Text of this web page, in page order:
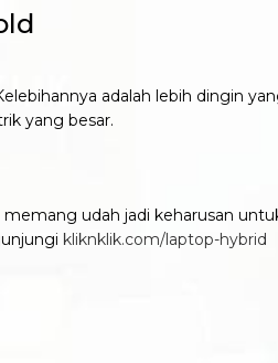
adalah lebih dingin
yang besar.
udah jadi keharusan
kliknklik.com/laptop-hybrid